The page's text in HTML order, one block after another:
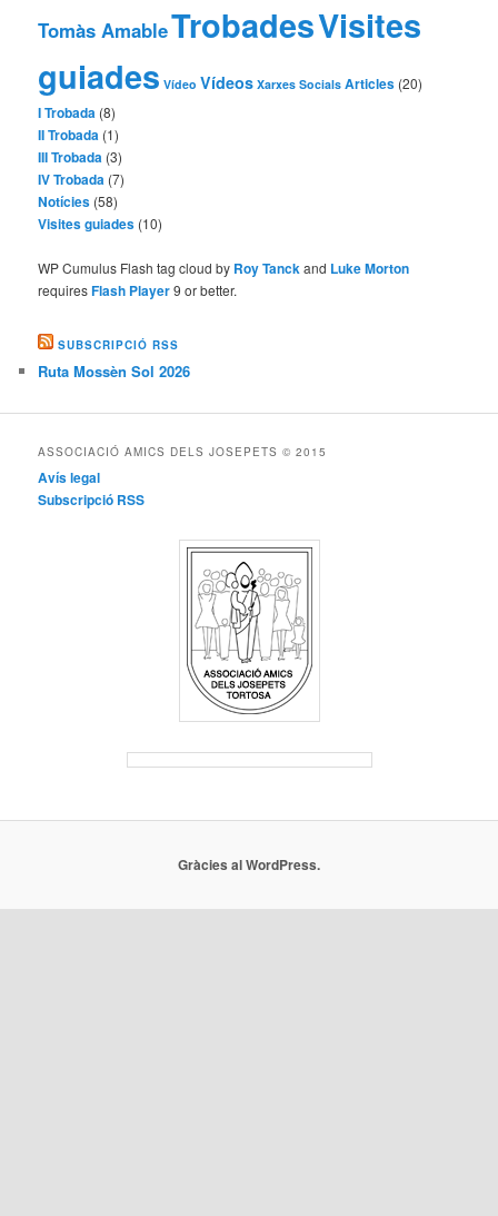
Tomàs AmableTrobadesVisites
guiades Vídeo Vídeos Xarxes Socials Articles (20)
I Trobada (8)
II Trobada (1)
III Trobada (3)
IV Trobada (7)
Notícies (58)
Visites guiades (10)
WP Cumulus Flash tag cloud by Roy Tanckand Luke Morton
requiresFlash Player9 or better.
SUBSCRIPCIÓ RSS
Ruta Mossèn Sol 2026
ASSOCIACIÓ AMICS DELS JOSEPETS © 2015
Avís legal
Subscripció RSS
Gràcies al WordPress.